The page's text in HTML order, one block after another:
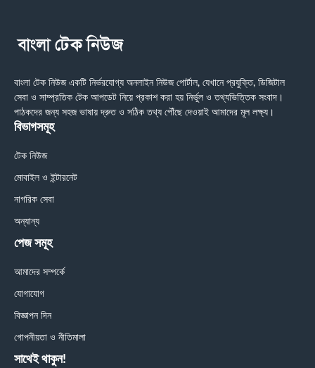
বাংলা টেক নিউজ একটি নির্ভরযোগ্য অনলাইন নিউজ পোর্টাল, যেখানে প্রযুক্তি, ডিজিটাল
সেবা ও সাম্প্রতিক টেক আপডেট নিয়ে প্রকাশ করা হয় নির্ভুল ও তথ্যভিত্তিক সংবাদ।
পাঠকদের জন্য সহজ ভাষায় দ্রুত ও সঠিক তথ্য পৌঁছে দেওয়াই আমাদের মূল লক্ষ্য।
বিভাগসমূহ
টেক নিউজ
মোবাইল ও ইন্টারনেট
নাগরিক সেবা
অন্যান্য
পেজ সমূহ
আমাদের সম্পর্কে
যোগাযোগ
বিজ্ঞাপন দিন
গোপনীয়তা ও নীতিমালা
সাথেই থাকুন!